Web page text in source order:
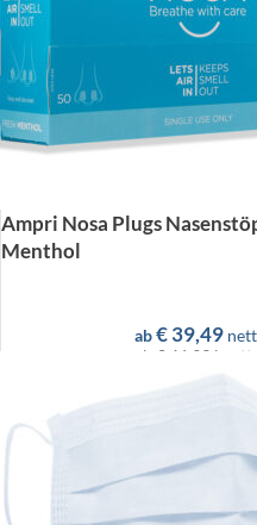
Ampri Nosa Plugs
Menthol
ab€39,49
ab
€ 46,99 brutto